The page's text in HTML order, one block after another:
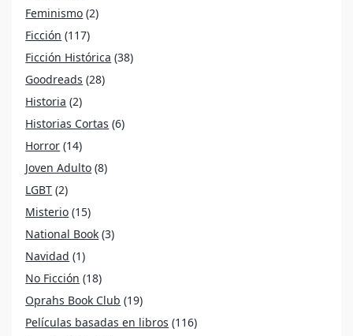
Feminismo (2)
Ficción (117)
Ficción Histórica (38)
Goodreads (28)
Historia (2)
Historias Cortas (6)
Horror (14)
Joven Adulto (8)
LGBT (2)
Misterio (15)
National Book (3)
Navidad (1)
No Ficción (18)
Oprahs Book Club (19)
Películas basadas en libros (116)